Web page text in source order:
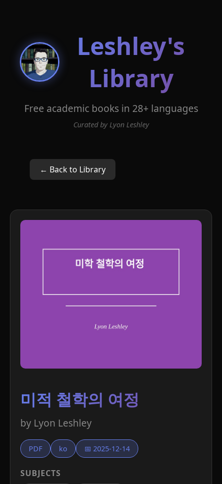
Leshley's
Library
Free academic books in 28+ languages
Curated by Lyon Leshley
← Back to Library
미적 철학의 여정
by Lyon Leshley
PDF ko 📅 2025-12-14
SUBJECTS